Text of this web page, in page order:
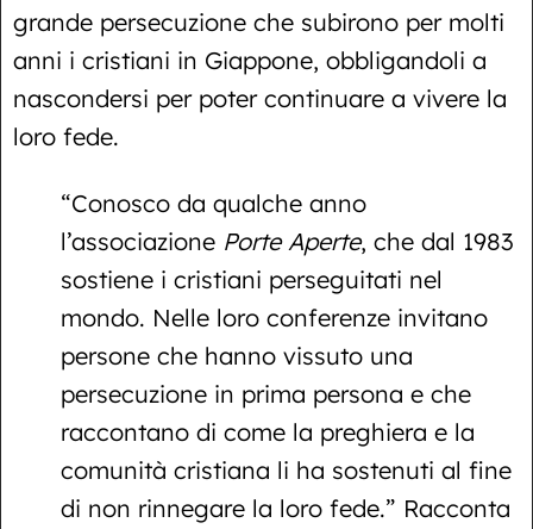
grande persecuzione che subirono per molti
anni i cristiani in Giappone, obbligandoli a
nascondersi per poter continuare a vivere la
loro fede.
“Conosco da qualche anno
l’associazione Porte Aperte, che dal 1983
sostiene i cristiani perseguitati nel
mondo. Nelle loro conferenze invitano
persone che hanno vissuto una
persecuzione in prima persona e che
raccontano di come la preghiera e la
comunità cristiana li ha sostenuti al fine
di non rinnegare la loro fede.” Racconta